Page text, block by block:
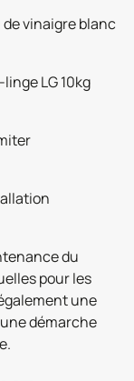
vinaigre blanc
LG 10kg
du
pour les
une
démarche